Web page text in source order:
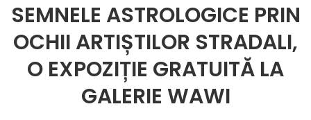
SEMNELE ASTROLOGICE PRIN
OCHII ARTIȘTILOR STRADALI,
O EXPOZIȚIE GRATUITĂ LA
GALERIE WAWI